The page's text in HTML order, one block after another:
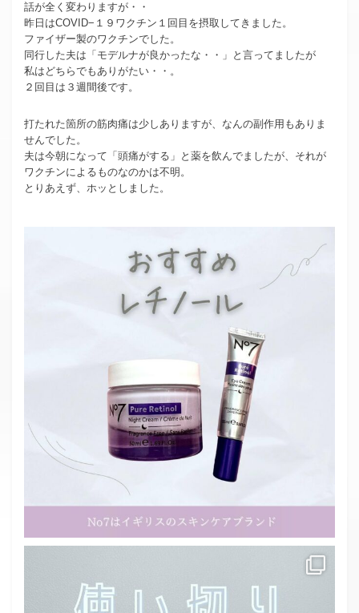
話が全く変わりますが・・
昨日はCOVID−１９ワクチン１回目を摂取してきました。
ファイザー製のワクチンでした。
同行した夫は「モデルナが良かったな・・」と言ってましたが
私はどちらでもありがたい・・。
２回目は３週間後です。
打たれた箇所の筋肉痛は少しありますが、なんの副作用もありま
せんでした。
夫は今朝になって「頭痛がする」と薬を飲んでましたが、それが
ワクチンによるものなのかは不明。
とりあえず、ホッとしました。